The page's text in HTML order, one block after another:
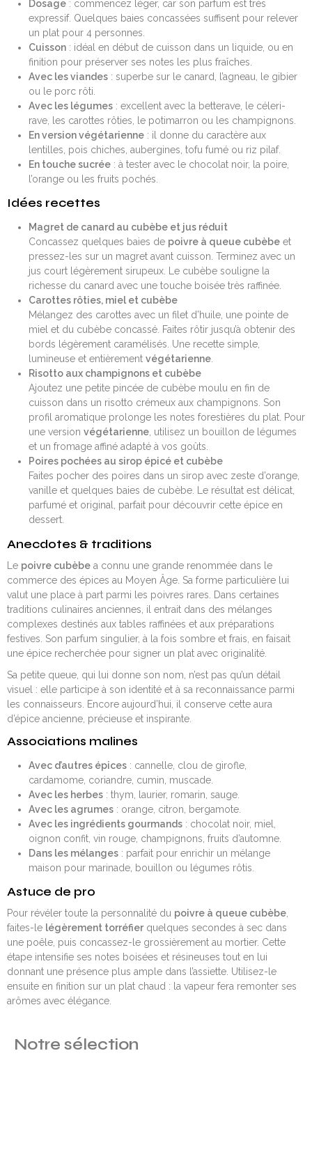
Dosage: commencez léger, car son parfum est très
expressif. Quelques baies concassées suffisent pour relever
un plat pour 4 personnes.
Cuisson: idéal en début de cuisson dans un liquide, ou en
finition pour préserver ses notes les plus fraîches.
Avec les viandes: superbe sur le canard, l’agneau, le gibier
ou le porc rôti.
Avec les légumes: excellent avec la betterave, le céleri-
rave, les carottes rôties, le potimarron ou les champignons.
En version végétarienne: il donne du caractère aux
lentilles, pois chiches, aubergines, tofu fumé ou riz pilaf.
En touche sucrée: à tester avec le chocolat noir, la poire,
l’orange ou les fruits pochés.
Idées recettes
Magret de canard au cubèbe et jus réduit
Concassez quelques baies de poivre à queue cubèbeet
pressez-les sur un magret avant cuisson. Terminez avec un
jus court légèrement sirupeux. Le cubèbe souligne la
richesse du canard avec une touche boisée très raffinée.
Carottes rôties, miel et cubèbe
Mélangez des carottes avec un filet d’huile, une pointe de
miel et du cubèbe concassé. Faites rôtir jusqu’à obtenir des
bords légèrement caramélisés. Une recette simple,
lumineuse et entièrement végétarienne.
Risotto aux champignons et cubèbe
Ajoutez une petite pincée de cubèbe moulu en fin de
cuisson dans un risotto crémeux aux champignons. Son
profil aromatique prolonge les notes forestières du plat. Pour
une version végétarienne, utilisez un bouillon de légumes
et un fromage affiné adapté à vos goûts.
Poires pochées au sirop épicé et cubèbe
Faites pocher des poires dans un sirop avec zeste d’orange,
vanille et quelques baies de cubèbe. Le résultat est délicat,
parfumé et original, parfait pour découvrir cette épice en
dessert.
Anecdotes & traditions
Le poivre cubèbe a connu une grande renommée dans le
commerce des épices au Moyen Âge. Sa forme particulière lui
valut une place à part parmi les poivres rares. Dans certaines
traditions culinaires anciennes, il entrait dans des mélanges
complexes destinés aux tables raffinées et aux préparations
festives. Son parfum singulier, à la fois sombre et frais, en faisait
une épice recherchée pour signer un plat avec originalité.
Sa petite queue, qui lui donne son nom, n’est pas qu’un détail
visuel : elle participe à son identité et à sa reconnaissance parmi
les connaisseurs. Encore aujourd’hui, il conserve cette aura
d’épice ancienne, précieuse et inspirante.
Associations malines
Avec d’autres épices: cannelle, clou de girofle,
cardamome, coriandre, cumin, muscade.
Avec les herbes: thym, laurier, romarin, sauge.
Avec les agrumes: orange, citron, bergamote.
Avec les ingrédients gourmands: chocolat noir, miel,
oignon confit, vin rouge, champignons, fruits d’automne.
Dans les mélanges: parfait pour enrichir un mélange
maison pour marinade, bouillon ou légumes rôtis.
Astuce de pro
Pour révéler toute la personnalité du poivre à queue cubèbe
faites-le légèrement torréfier quelques secondes à sec dans
une poêle, puis concassez-le grossièrement au mortier. Cette
étape intensifie ses notes boisées et résineuses tout en lui
donnant une présence plus ample dans l’assiette. Utilisez-le
ensuite en finition sur un plat chaud : la vapeur fera remonter ses
arômes avec élégance.
Notre sélection